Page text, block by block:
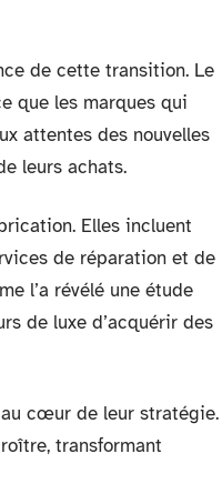
de cette transition. Le
que les marques qui
attentes des nouvelles
leurs achats.
Elles incluent
de réparation et de
l’a révélé une étude
de luxe d’acquérir des
cœur de leur stratégie.
transformant